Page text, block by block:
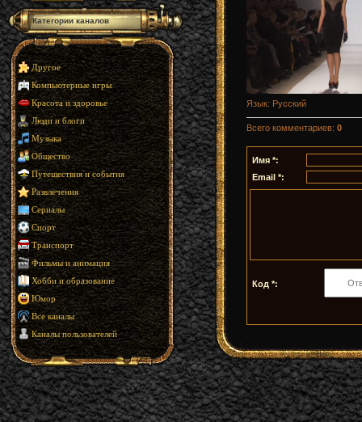
Категории каналов
Другое
Компьютерные игры
Красота и здоровье
Люди и блоги
Музыка
Общество
Путешествия и события
Развлечения
Сериалы
Спорт
Транспорт
Фильмы и анимация
Хобби и образование
Юмор
Все каналы
Каналы пользователей
Язык: Русский
Всего комментариев: 0
Имя *:
Email *:
Код *: